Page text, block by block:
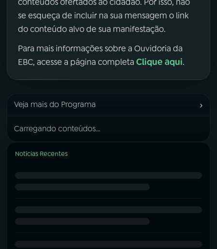
se esqueça de incluir na sua mensagem o link
do conteúdo alvo de sua manifestação.
Para mais informações sobre a Ouvidoria da
EBC, acesse a página completa Clique aqui.
Veja mais do Programa ›
Carregando conteúdos...
Notícias Recentes